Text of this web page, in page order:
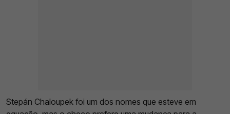
Stepán Chaloupek foi um dos nomes que esteve em